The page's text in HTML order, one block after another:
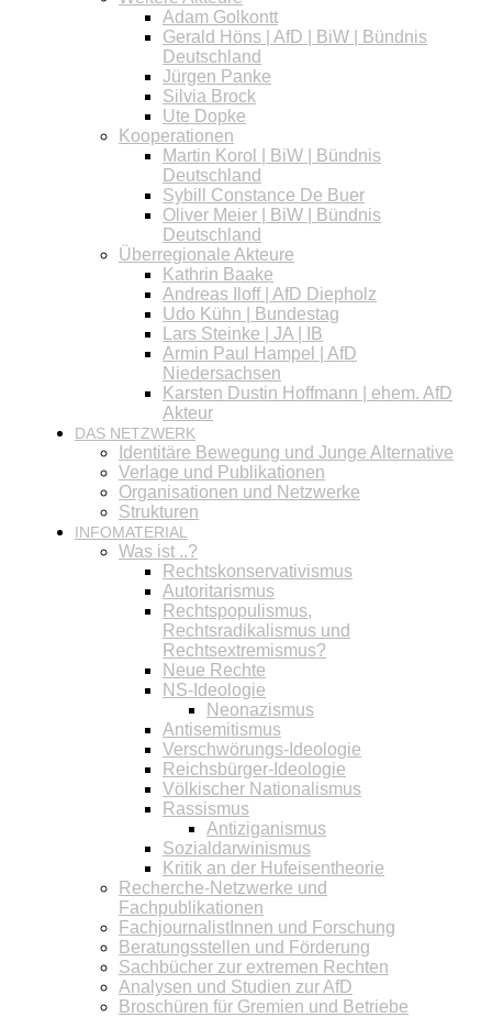
Adam Golkontt
Gerald Höns | AfD | BiW | Bündnis
Deutschland
Jürgen Panke
Silvia Brock
Ute Dopke
Kooperationen
Martin Korol | BiW | Bündnis
Deutschland
Sybill Constance De Buer
Oliver Meier | BiW | Bündnis
Deutschland
Überregionale Akteure
Kathrin Baake
Andreas Iloff | AfD Diepholz
Udo Kühn | Bundestag
Lars Steinke | JA | IB
Armin Paul Hampel | AfD
Niedersachsen
Karsten Dustin Hoffmann | ehem. AfD
Akteur
DAS NETZWERK
Identitäre Bewegung und Junge Alternative
Verlage und Publikationen
Organisationen und Netzwerke
Strukturen
INFOMATERIAL
Was ist ..?
Rechtskonservativismus
Autoritarismus
Rechtspopulismus,
Rechtsradikalismus und
Rechtsextremismus?
Neue Rechte
NS-Ideologie
Neonazismus
Antisemitismus
Verschwörungs-Ideologie
Reichsbürger-Ideologie
Völkischer Nationalismus
Rassismus
Antiziganismus
Sozialdarwinismus
Kritik an der Hufeisentheorie
Recherche-Netzwerke und
Fachpublikationen
FachjournalistInnen und Forschung
Beratungsstellen und Förderung
Sachbücher zur extremen Rechten
Analysen und Studien zur AfD
Broschüren für Gremien und Betriebe